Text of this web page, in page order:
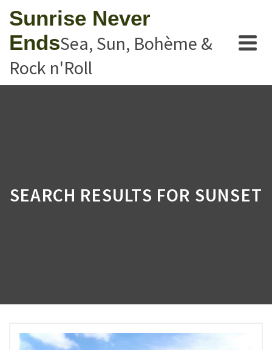
Sunrise Never
EndsSea, Sun, Bohème &
Rock n'Roll
SEARCH RESULTS FOR SUNSET